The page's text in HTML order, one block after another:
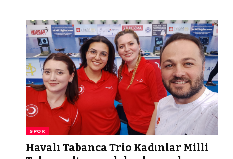
SPOR
Havalı Tabanca Trio Kadınlar Milli